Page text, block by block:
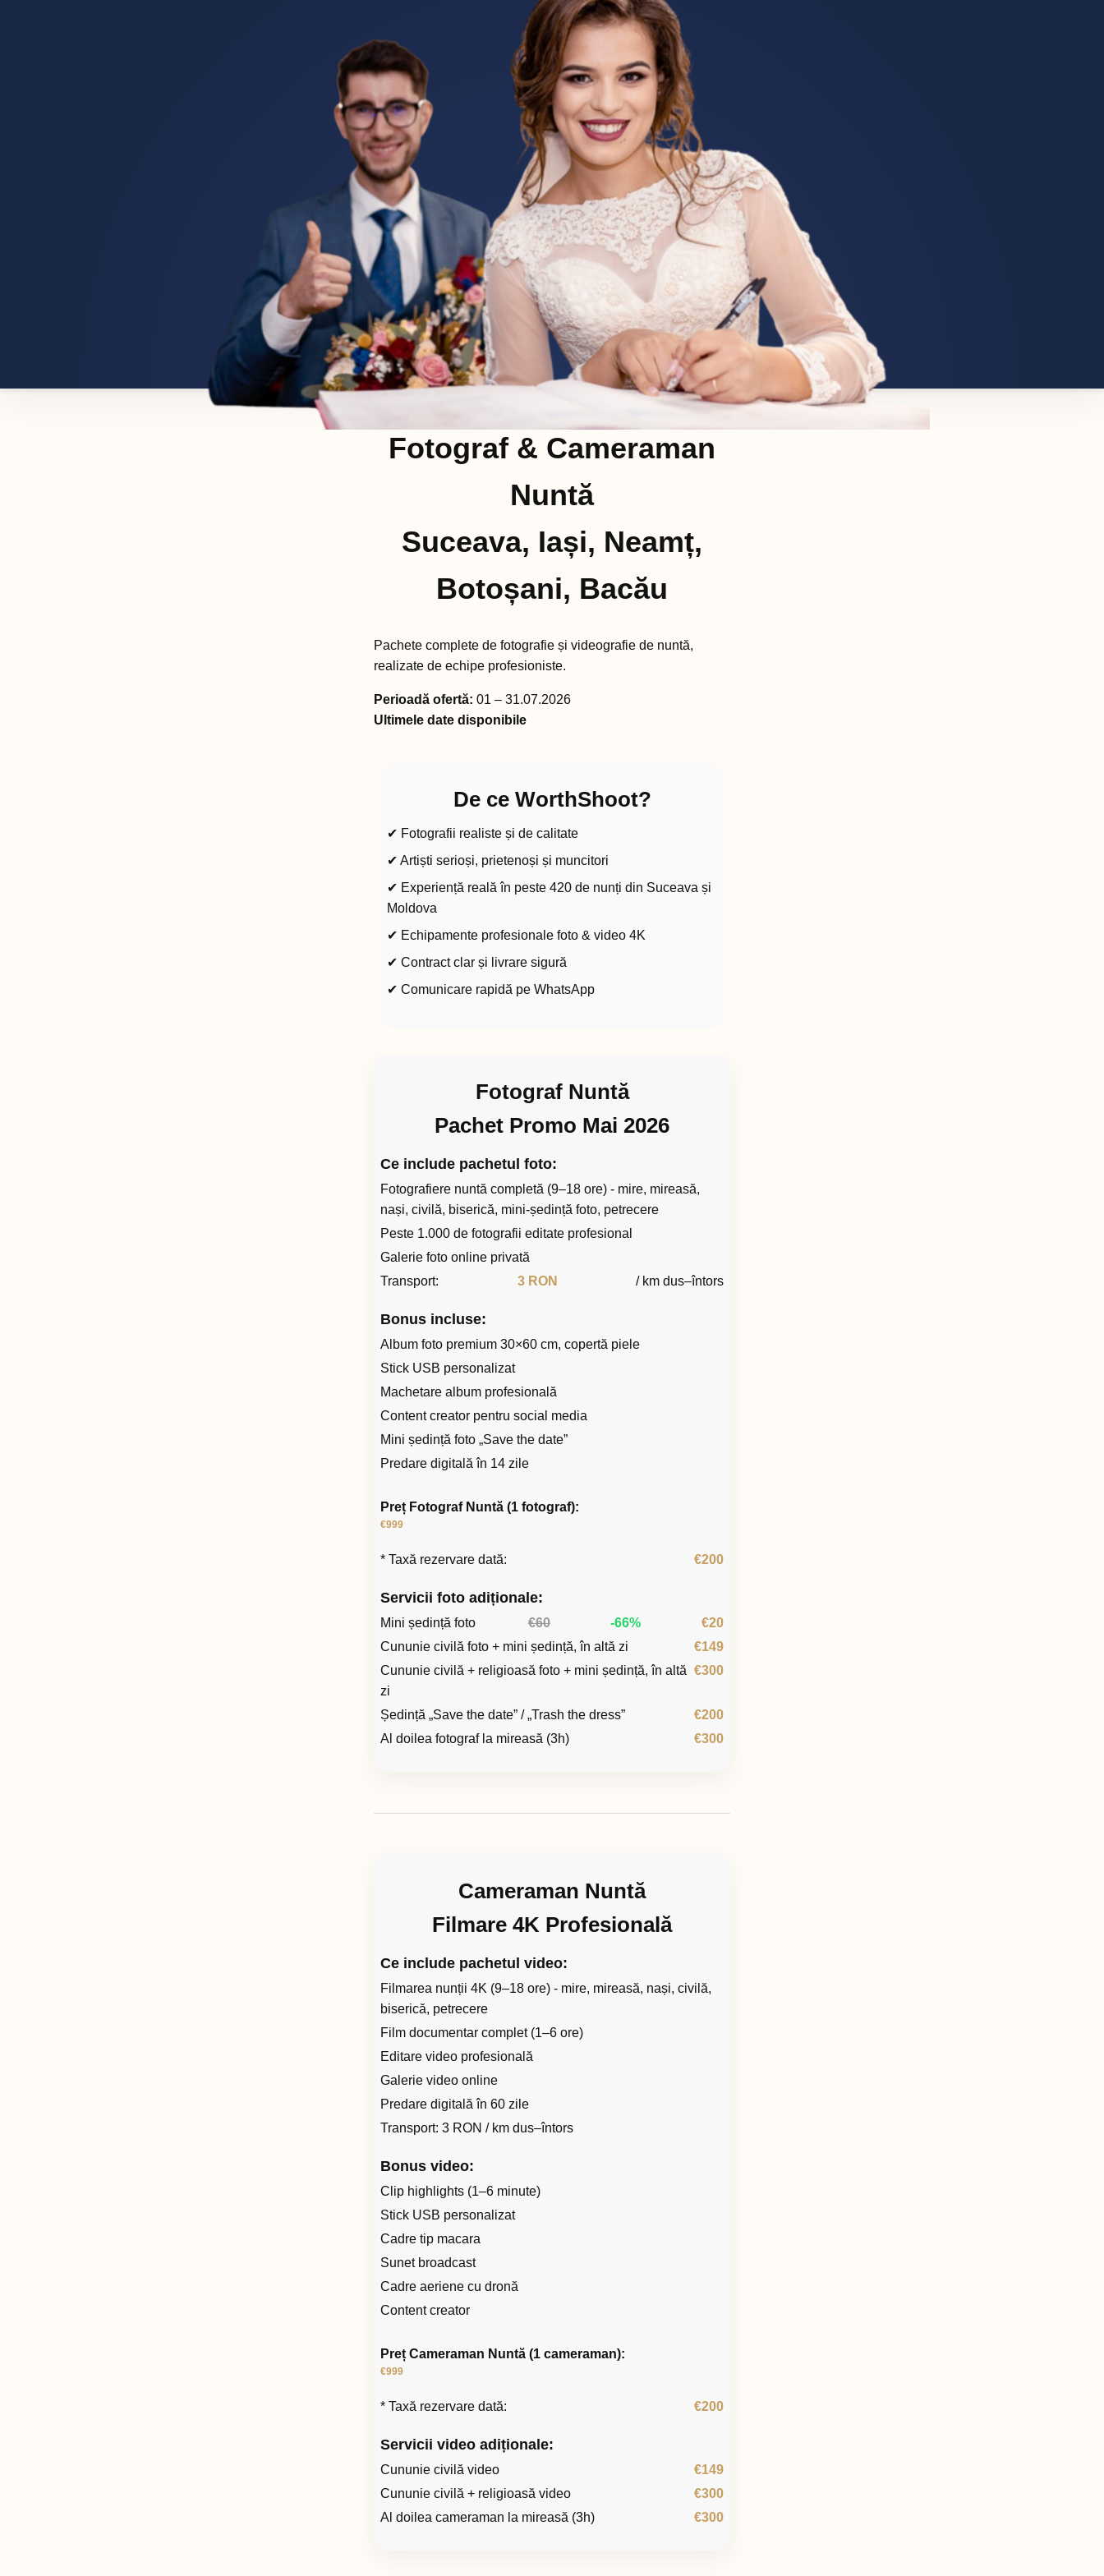
Fotograf & Cameraman
Nuntă
Suceava, Iași, Neamț,
Botoșani, Bacău
Pachete complete de fotografie și videografie de nuntă,
realizate de echipe profesioniste.
Perioadă ofertă: 01 – 31.07.2026
Ultimele date disponibile
De ce WorthShoot?
✔ Fotografii realiste și de calitate
✔ Artiști serioși, prietenoși și muncitori
✔ Experiență reală în peste 420 de nunți din Suceava și
Moldova
✔ Echipamente profesionale foto & video 4K
✔ Contract clar și livrare sigură
✔ Comunicare rapidă pe WhatsApp
Fotograf Nuntă
Pachet Promo Mai 2026
Ce include pachetul foto:
Fotografiere nuntă completă (9–18 ore) - mire, mireasă,
nași, civilă, biserică, mini-ședință foto, petrecere
Peste 1.000 de fotografii editate profesional
Galerie foto online privată
Transport:
3 RON / km dus–întors
Bonus incluse:
Album foto premium 30×60 cm, copertă piele
Stick USB personalizat
Machetare album profesională
Content creator pentru social media
Mini ședință foto „Save the date”
Predare digitală în 14 zile
Preț Fotograf Nuntă (1 fotograf):
€999
* Taxă rezervare dată: €200
Servicii foto adiționale:
Mini ședință foto €60 -66%
€20
Cununie civilă foto + mini ședință, în altă zi
€149
Cununie civilă + religioasă foto + mini ședință, în altă
zi
€300
Ședință „Save the date” / „Trash the dress”
€200
Al doilea fotograf la mireasă (3h)
€300
Cameraman Nuntă
Filmare 4K Profesională
Ce include pachetul video:
Filmarea nunții 4K (9–18 ore) - mire, mireasă, nași, civilă,
biserică, petrecere
Film documentar complet (1–6 ore)
Editare video profesională
Galerie video online
Predare digitală în 60 zile
Transport: 3 RON / km dus–întors
Bonus video:
Clip highlights (1–6 minute)
Stick USB personalizat
Cadre tip macara
Sunet broadcast
Cadre aeriene cu dronă
Content creator
Preț Cameraman Nuntă (1 cameraman):
€999
* Taxă rezervare dată: €200
Servicii video adiționale:
Cununie civilă video
€149
Cununie civilă + religioasă video
€300
Al doilea cameraman la mireasă (3h)
€300